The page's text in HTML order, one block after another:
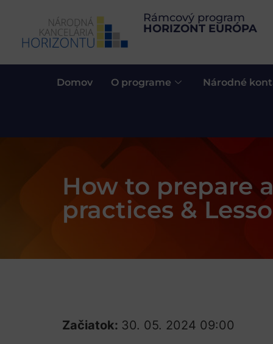
Rámcový program
HORIZONT EURÓPA
Domov O programe Národné
How to prepare
practices &
Začiatok: 30. 05. 2024 09:00